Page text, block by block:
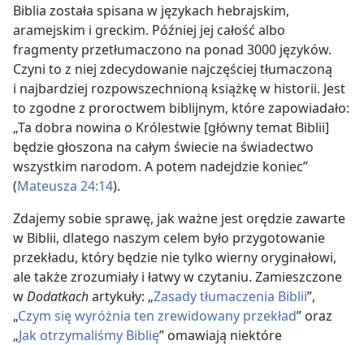
Biblia została spisana w językach hebrajskim,
aramejskim i greckim. Później jej całość albo
fragmenty przetłumaczono na ponad 3000 języków.
Czyni to z niej zdecydowanie najczęściej tłumaczoną
i najbardziej rozpowszechnioną książkę w historii. Jest
to zgodne z proroctwem biblijnym, które zapowiadało:
„Ta dobra nowina o Królestwie [główny temat Biblii]
będzie głoszona na całym świecie na świadectwo
wszystkim narodom. A potem nadejdzie koniec”
(Mateusza 24:14).
Zdajemy sobie sprawę, jak ważne jest orędzie zawarte
w Biblii, dlatego naszym celem było przygotowanie
przekładu, który będzie nie tylko wierny oryginałowi,
ale także zrozumiały i łatwy w czytaniu. Zamieszczone
wDodatkachartykuły: „Zasady tłumaczenia Biblii”,
„Czym się wyróżnia ten zrewidowany przekład” oraz
„Jak otrzymaliśmy Biblię” omawiają niektóre